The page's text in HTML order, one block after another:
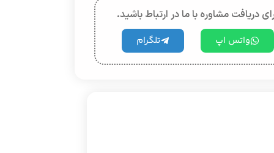
دریافت مشاوره با ما در ارتباط باشید.
واتس اپ تلگرام